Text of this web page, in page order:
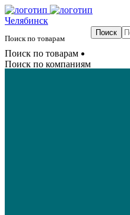
Челябинск
Поиск по товарам
Поиск по товарам
Поиск по компаниям